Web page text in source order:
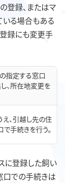
登録、またはマ
いる場合もある
登録にも変更手
指定する窓口
、所在地変更を
、引越し先の住
手続きを行う。
に登録した飼い
口での手続きは